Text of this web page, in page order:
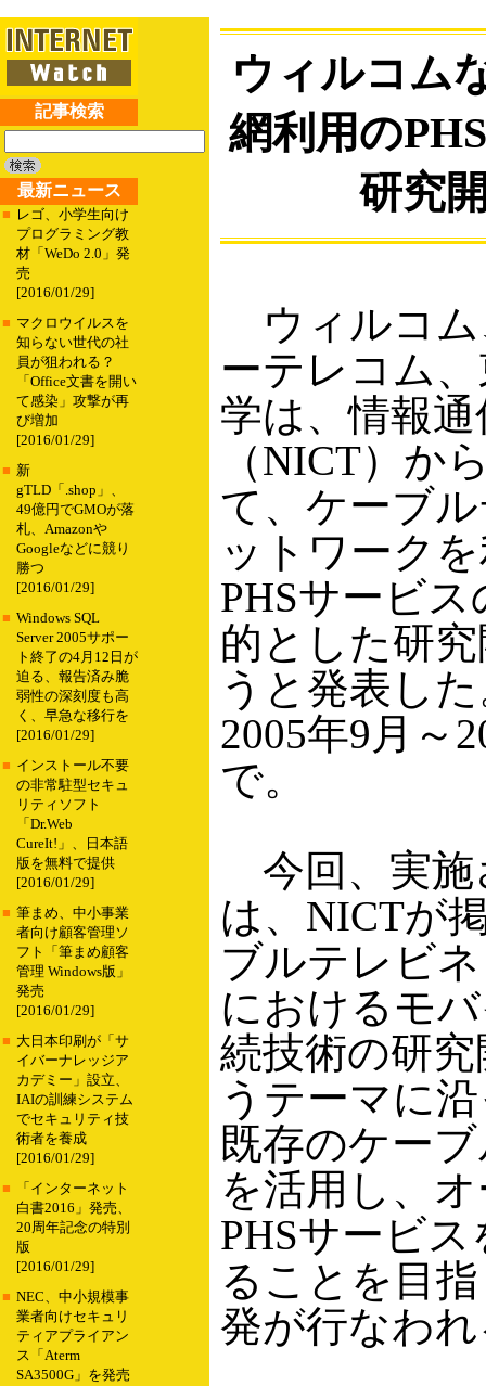
記事検索
最新ニュース
■ レゴ、小学生向け
プログラミング教
材「WeDo 2.0」発
売
[2016/01/29]
■ マクロウイルスを
知らない世代の社
員が狙われる？
「Office文書を開い
て感染」攻撃が再
び増加
[2016/01/29]
■ 新
gTLD「.shop」、
49億円でGMOが落
札、Amazonや
Googleなどに競り
勝つ
[2016/01/29]
■ Windows SQL
Server 2005サポー
ト終了の4月12日が
迫る、報告済み脆
弱性の深刻度も高
く、早急な移行を
[2016/01/29]
■ インストール不要
の非常駐型セキュ
リティソフト
「Dr.Web
CureIt!」、日本語
版を無料で提供
[2016/01/29]
■ 筆まめ、中小事業
者向け顧客管理ソ
フト「筆まめ顧客
管理 Windows版」
発売
[2016/01/29]
■ 大日本印刷が「サ
イバーナレッジア
カデミー」設立、
IAIの訓練システム
でセキュリティ技
術者を養成
[2016/01/29]
■
「インターネット
白書2016」発売、
20周年記念の特別
版
[2016/01/29]
■ NEC、中小規模事
業者向けセキュリ
ティアプライアン
ス「Aterm
SA3500G」を発売
ウィルコム
網利用の
研究
ウィルコム
ーテレコム
学は、情報
（NICT）か
て、ケーブ
ットワーク
PHSサービ
的とした研
うと発表し
2005年9月～
で。
今回、実施
は、NICTが
ブルテレビ
におけるモ
続技術の研
うテーマに
既存のケー
を活用し、
PHSサービ
ることを目
発が行なわ